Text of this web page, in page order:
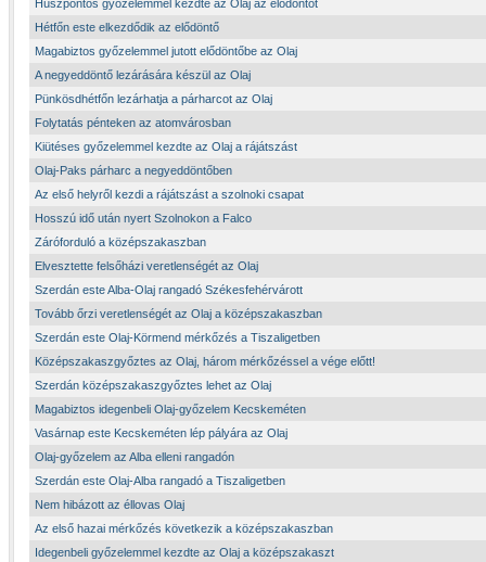
Húszpontos győzelemmel kezdte az Olaj az elődöntőt
Hétfőn este elkezdődik az elődöntő
Magabiztos győzelemmel jutott elődöntőbe az Olaj
A negyeddöntő lezárására készül az Olaj
Pünkösdhétfőn lezárhatja a párharcot az Olaj
Folytatás pénteken az atomvárosban
Kiütéses győzelemmel kezdte az Olaj a rájátszást
Olaj-Paks párharc a negyeddöntőben
Az első helyről kezdi a rájátszást a szolnoki csapat
Hosszú idő után nyert Szolnokon a Falco
Záróforduló a középszakaszban
Elvesztette felsőházi veretlenségét az Olaj
Szerdán este Alba-Olaj rangadó Székesfehérvárott
Tovább őrzi veretlenségét az Olaj a középszakaszban
Szerdán este Olaj-Körmend mérkőzés a Tiszaligetben
Középszakaszgyőztes az Olaj, három mérkőzéssel a vége előtt!
Szerdán középszakaszgyőztes lehet az Olaj
Magabiztos idegenbeli Olaj-győzelem Kecskeméten
Vasárnap este Kecskeméten lép pályára az Olaj
Olaj-győzelem az Alba elleni rangadón
Szerdán este Olaj-Alba rangadó a Tiszaligetben
Nem hibázott az éllovas Olaj
Az első hazai mérkőzés következik a középszakaszban
Idegenbeli győzelemmel kezdte az Olaj a középszakaszt